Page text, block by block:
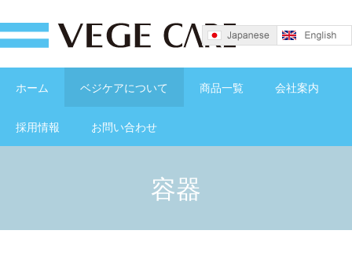
ホーム ベジケアについて 商品一覧 会社案内
採用情報 お問い合わせ
容器